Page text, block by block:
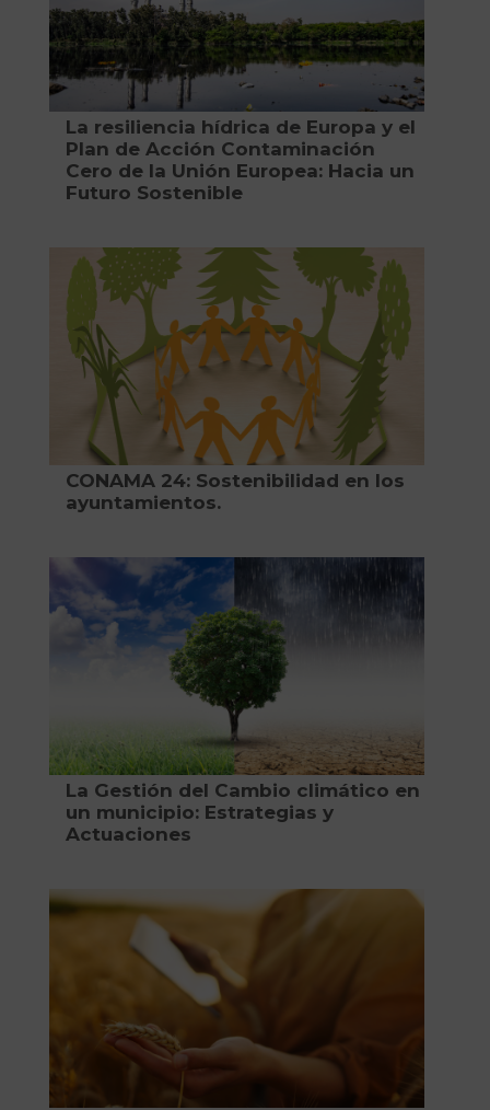
La resiliencia hídrica de Europa y el
Plan de Acción Contaminación
Cero de la Unión Europea: Hacia un
Futuro Sostenible
CONAMA 24: Sostenibilidad en los
ayuntamientos.
La Gestión del Cambio climático en
un municipio: Estrategias y
Actuaciones